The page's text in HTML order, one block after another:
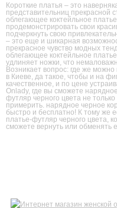
Короткие платья – это
представительниц прекрасной
облегающее коктейльное
продемонстрировать свои
подчеркнуть свою
– это еще и шикарная
прекрасное чувство модных
облегающее коктейльное
удлиняет ножки, что
Возникает вопрос: где же
в Киеве, да такое, чтобы и на
качественное, и по цене
Onlady, где вы сможете
футляр черного цвета не
примерить. нарядное черное
быстро и бесплатно! К тому же
платье-футляр черного цвета,
сможете вернуть или обменять